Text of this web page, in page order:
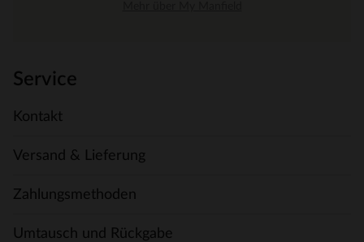
Service
Kontakt
Versand & Lieferung
Zahlungsmethoden
Umtausch und Rückgabe